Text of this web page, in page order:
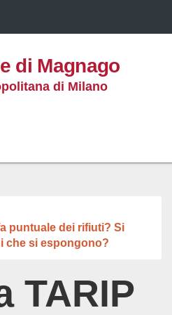
di Magnago
di Milano
puntuale dei rifiuti? Si
che si espongono?
TARIP